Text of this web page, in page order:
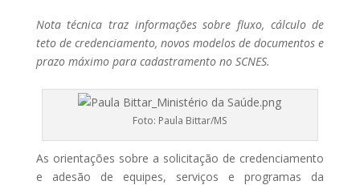
Nota técnica traz informações sobre fluxo, cálculo de
teto de credenciamento, novos modelos de documentos e
prazo máximo para cadastramento no SCNES.
Foto: Paula Bittar/MS
As orientações sobre a solicitação de credenciamento
e adesão de equipes, serviços e programas da